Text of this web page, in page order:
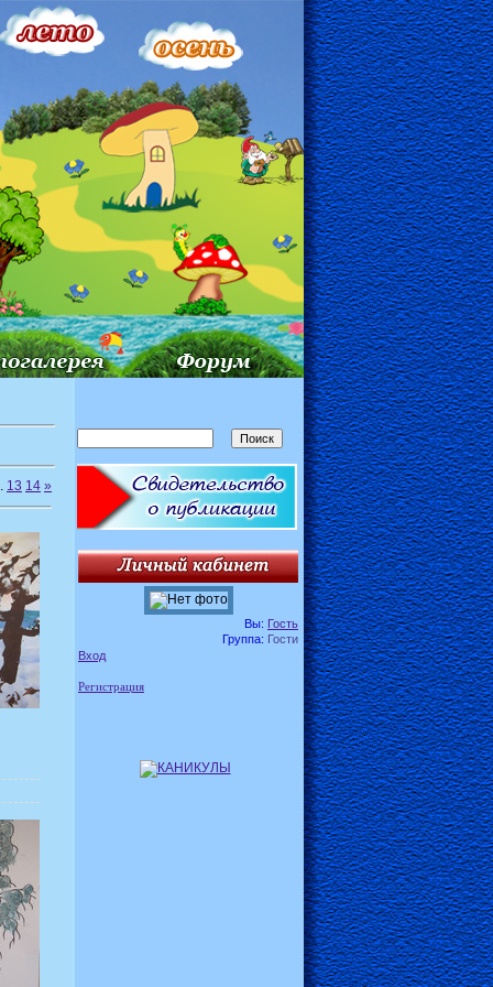
13 14 »
Вы: Гость
Группа: Гости
Вход
Регистрация